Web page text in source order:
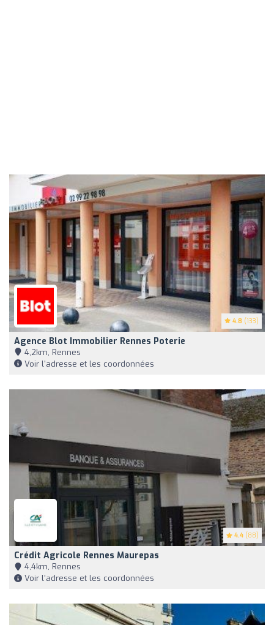
4.8 (133)
Agence Blot Immobilier Rennes Poterie
4,2km, Rennes
Voir l'adresse et les coordonnées
4.4 (88)
Crédit Agricole Rennes Maurepas
4,4km, Rennes
Voir l'adresse et les coordonnées